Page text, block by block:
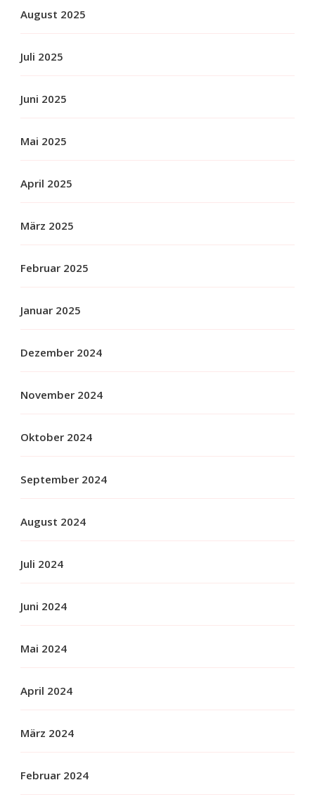
August 2025
Juli 2025
Juni 2025
Mai 2025
April 2025
März 2025
Februar 2025
Januar 2025
Dezember 2024
November 2024
Oktober 2024
September 2024
August 2024
Juli 2024
Juni 2024
Mai 2024
April 2024
März 2024
Februar 2024